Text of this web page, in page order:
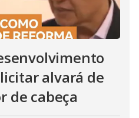
alvará de
de cabeça